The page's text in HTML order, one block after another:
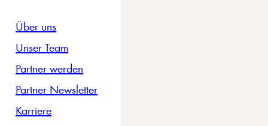
Über uns
Unser Team
Partner werden
Partner Newsletter
Karriere